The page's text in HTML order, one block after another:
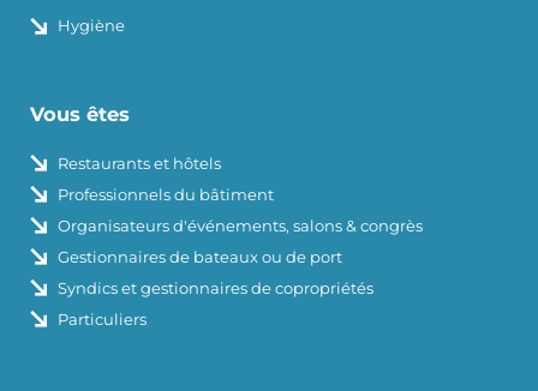
Hygiène
Vous êtes
Restaurants et hôtels
Professionnels du bâtiment
Organisateurs d'événements, salons & congrès
Gestionnaires de bateaux ou de port
Syndics et gestionnaires de copropriétés
Particuliers